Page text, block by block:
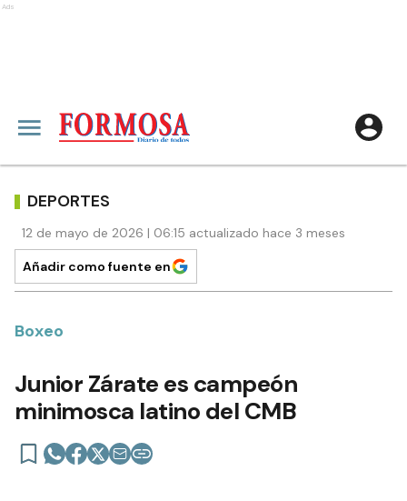
Ads
DEPORTES
12 de mayo de 2026 | 06:15 actualizado hace 3 meses
Añadir como fuente en
Boxeo
Junior Zárate es campeón
minimosca latino del CMB